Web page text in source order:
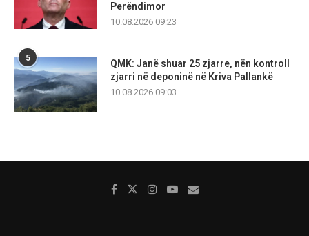
Perëndimor
10.08.2026 09:23
5
QMK: Janë shuar 25 zjarre, nën kontroll
zjarri në deponinë në Kriva Pallankë
10.08.2026 09:03